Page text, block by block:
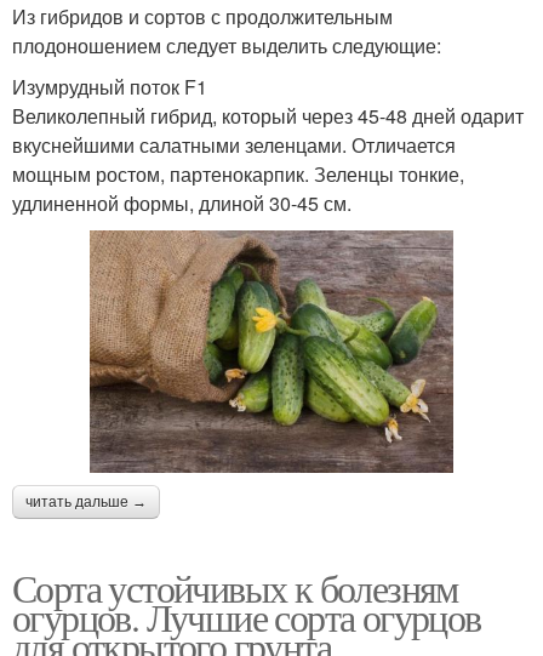
Из гибридов и сортов с продолжительным
плодоношением следует выделить следующие:
Изумрудный поток F1
Великолепный гибрид, который через 45-48 дней одарит
вкуснейшими салатными зеленцами. Отличается
мощным ростом, партенокарпик. Зеленцы тонкие,
удлиненной формы, длиной 30-45 см.
читать дальше →
Сорта устойчивых к болезням
огурцов. Лучшие сорта огурцов
для открытого грунта